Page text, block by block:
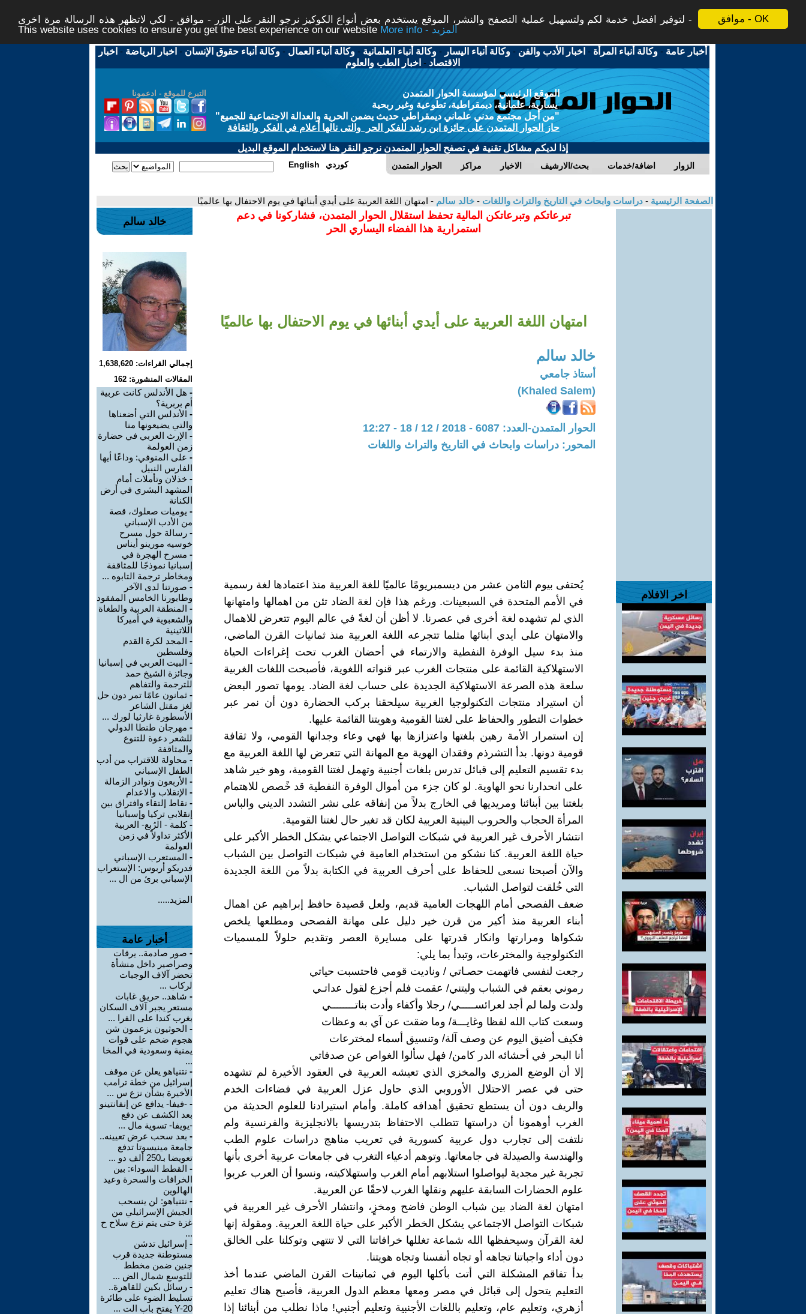
موافق - OK
لتوفير افضل خدمة لكم ولتسهيل عملية التصفح والنشر، الموقع يستخدم بعض أنواع الكوكيز نرجو النقر على الزر - موافق - لكي لاتظهر هذه الرسالة مرة اخرى -
This website uses cookies to ensure you get the best experience on our website
More info - المزيد
أخبار عامة -وكالة أنباء المرأة - اخبار الأدب والفن -وكالة أنباء اليسار -وكالة أنباء العلمانية -وكالة أنباء العمال -وكالة أنباء حقوق الإنسان - اخبار الرياضة - اخبار
الاقتصاد - اخبار الطب والعلوم
التبرع للموقع - ادعمونا
الموقع الرئيسي لمؤسسة الحوار المتمدن
يسارية، علمانية، ديمقراطية، تطوعية وغير ربحية
"من أجل مجتمع مدني علماني ديمقراطي حديث يضمن الحرية والعدالة الاجتماعية للجميع"
حاز الحوار المتمدن على جائزة ابن رشد للفكر الحر والتى نالها أعلام في الفكر والثقافة
إذا لديكم مشاكل تقنية في تصفح الحوار المتمدن نرجو النقر هنا لاستخدام الموقع البديل
الحوار المتمدن مراكز الاخبار بحث/الارشيف اضافة/خدمات الزوار English كوردي
الصفحة الرئيسية - دراسات وابحاث في التاريخ والتراث واللغات - خالد سالم - امتهان اللغة العربية على أيدي أبنائها في يوم الاحتفال بها عالميًا
اخر الافلام
تبرعاتكم وتبرعاتكن المالية تحفظ استقلال الحوار المتمدن، فشاركونا في دعم
استمرارية هذا الفضاء اليساري الحر
امتهان اللغة العربية على أيدي أبنائها في يوم الاحتفال بها عالميًا
خالد سالم
أستاذ جامعي
(Khaled Salem)
الحوار المتمدن-العدد: 6087 - 2018 / 12 / 18 - 12:27
المحور: دراسات وابحاث في التاريخ والتراث واللغات
يُحتفى بيوم الثامن عشر من ديسمبريومًا عالميًا للغة العربية منذ اعتمادها لغة رسمية
في الأمم المتحدة في السبعينات. ورغم هذا فإن لغة الضاد تئن من اهمالها وامتهانها
الذي لم تشهده لغة أخرى في عصرنا. لا أظن أن لغةً في عالم اليوم تتعرض للاهمال
والامتهان على أيدي أبنائها مثلما تتجرعه اللغة العربية منذ ثمانيات القرن الماضي،
منذ بدء سيل الوفرة النفطية والارتماء في أحضان الغرب تحت إغراءات الحياة
الاستهلاكية القائمة على منتجات الغرب عبر قنواته اللغوية، فأصبحت اللغات الغربية
سلعة هذه الصرعة الاستهلاكية الجديدة على حساب لغة الضاد. يومها تصور البعض
أن استيراد منتجات التكنولوجيا الغربية سيلحقنا بركب الحضارة دون أن نمر عبر
خطوات التطور والحفاظ على لغتنا القومية وهويتنا القائمة عليها.
إن استمرار الأمة رهين بلغتها واعتزازها بها فهي وعاء وجدانها القومي، ولا ثقافة
قومية دونها. بدأ التشرذم وفقدان الهوية مع المهانة التي تتعرض لها اللغة العربية مع
بدء تقسيم التعليم إلى قبائل تدرس بلغات أجنبية وتهمل لغتنا القومية، وهو خير شاهد
على انحدارنا نحو الهاوية. لو كان جزء من أموال الوفرة النفطية قد خًصص للاهتمام
بلغتنا بين أبنائنا ومريديها في الخارج بدلاً من إنفاقه على نشر التشدد الديني والباس
المرأة الحجاب والحروب البينية العربية لكان قد تغير حال لغتنا القومية.
انتشار الأحرف غير العربية في شبكات التواصل الاجتماعي يشكل الخطر الأكبر على
حياة اللغة العربية. كنا نشكو من استخدام العامية في شبكات التواصل بين الشباب
والآن أصبحنا نسعى للحفاظ على أحرف العربية في الكتابة بدلاً من اللغة الجديدة
التي خُلقت لتواصل الشباب.
ضعف الفصحى أمام اللهجات العامية قديم، ولعل قصيدة حافظ إبراهيم عن اهمال
أبناء العربية منذ أكير من قرن خير دليل على مهانة الفصحى ومطلعها يلخص
شكواها ومرارتها وانكار قدرتها على مسايرة العصر وتقديم حلولاً للمسميات
التكنولوجية والمخترعات، وتبدأ بما يلي:
رجعت لنفسي فاتهمت حصـاتي / وناديت قومي فاحتسبت حياتي
رموني بعقم في الشباب وليتني/ عقمت فلم أجزع لقول عداتـي
ولدت ولما لم أجد لعرائســـــي/ رجلا وأكفاء وأدت بناتــــــــي
وسعت كتاب الله لفظا وغايـــة/ وما ضقت عن آي به وعظات
فكيف أضيق اليوم عن وصف آلة/ وتنسيق أسماء لمخترعات
أنا البحر في أحشائه الدر كامن/ فهل سألوا الغواص عن صدفاتي
إلا أن الوضع المزري والمخزي الذي تعيشه العربية في العقود الأخيرة لم تشهده
حتى في عصر الاحتلال الأوروبي الذي حاول عزل العربية في فضاءات الخدم
والريف دون أن يستطع تحقيق أهدافه كاملة. وأمام استيرادنا للعلوم الحديثة من
الغرب أوهمونا أن دراستها تتطلب الاحتفاظ بتدريسها بالانجليزية والفرنسية ولم
نلتفت إلى تجارب دول عربية كسورية في تعريب مناهج دراسات علوم الطب
والهندسة والصيدلة في جامعاتها. وتوهم أدعياء التغرب في جامعات عربية أخرى بأنها
تجربة غير مجدية ليواصلوا استلابهم أمام الغرب واستهلاكيته، ونسوا أن العرب عربوا
علوم الحضارات السابقة عليهم ونقلها الغرب لاحقًا عن العربية.
امتهان لغة الضاد بين شباب الوطن فاضح ومخزٍ، وانتشار الأحرف غير العربية في
شبكات التواصل الاجتماعي يشكل الخطر الأكبر على حياة اللغة العربية. ومقولة إنها
لغة القرآن وسيحفظها الله شماعة تغللها خرافاتنا التي لا تنتهي وتوكلنا على الخالق
دون أداء واجباتنا تجاهه أو تجاه أنفسنا وتجاه هويتنا.
بدأ تفاقم المشكلة التي أتت بأكلها اليوم في ثمانينات القرن الماضي عندما أخذ
التعليم يتحول إلى قبائل في مصر ومعها معظم الدول العربية، فأصبح هناك تعليم
أزهري، وتعليم عام، وتعليم باللغات الأجنبية وتعليم أجنبي! ماذا نطلب من أبنائنا إذا
خالد سالم
إجمالي القراءات: 1,638,620
المقالات المنشورة: 162
- هل الأندلس كانت عربية
أم بربرية؟
- الأندلس التي أضعناها
والتي يضيعونها منا
- الإرث العربي في حضارة
زمن العولمة
- على المنوفي: وداعًا أيها
الفارس النبيل
- خذلان وتأملات أمام
المشهد البشري في أرض
الكنانة
- يوميات صعلوك، قصة
من الأدب الإسباني
- رسالة حول مسرح
خوسيه مورينو أيناس
- مسرح الهجرة في
إسبانيا نموذجًا للمثاقفة
ومخاطر ترجمة التابوه ...
- صورتنا لدى الآخر
وطابورنا الخامس المفقود
- المنطقة العربية والطغاة
والشعبوية في أميركا
اللاتينية
- المجد لكرة القدم
وفلسطين
- البيت العربي في إسبانيا
وجائزة الشيخ حمد
للترجمة والتفاهم
- ثمانون عامًا تمر دون حل
لغز مقتل الشاعر
الأسطورة غارثيا لورك ...
- مهرجان طنطا الدولي
للشعر دعوة للتنوع
والمثاقفة
- محاولة للاقتراب من أدب
الطفل الإسباني
- الأربعون ونوادر الزمالة
- الإنقلاب والاعدام
- نقاط إلتقاء وافتراق بين
إنقلابي تركيا وإسبانيا
-كلمة - الرُبع- العربية
الأكثر تداولاً في زمن
العولمة
- المستعرب الإسباني
فدريكو أربوس: الإستعراب
الإسباني برئ من ال ...
المزيد.....
أخبار عامة
- صور صادمة.. يرقات
وصراصير داخل منشأة
تحضر آلاف الوجبات
لركاب ...
- شاهد.. حريق غابات
مستعر يجبر آلاف السكان
بغرب كندا على الفرا ...
- الحوثيون يزعمون شن
هجوم ضخم على قوات
يمنية وسعودية في المخا
...
- نتنياهو يعلن عن موقف
إسرائيل من خطة ترامب
الأخيرة بشأن نزع س ...
- -فيفا- يدافع عن إنفانتينو
بعد الكشف عن دفع
-يويفا- تسوية مال ...
- بعد سحب عرض تعيينه..
جامعة مينيسوتا تدفع
تعويضا بـ250 ألف دو ...
- القطط السوداء: بين
الخرافات والسحرة وعيد
الهالوين
- نتنياهو: لن ينسحب
الجيش الإسرائيلي من
غزة حتى يتم نزع سلاح ح
...
- إسرائيل تدشن
مستوطنة جديدة قرب
جنين ضمن مخطط
للتوسع شمال الض ...
- رسائل بكين للقاهرة..
تسليط الضوء على طائرة
Y-20 يفتح باب الت ...